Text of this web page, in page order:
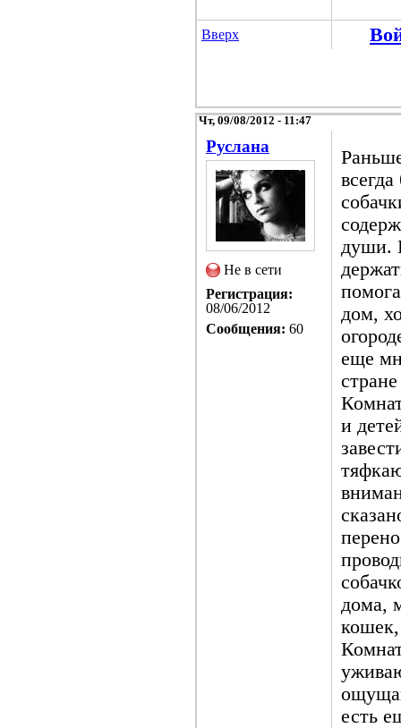
Вверх
Чт, 09/08/2012 - 11:47
Русланa
Не в сети
Регистрация:
08/06/2012
Сообщения: 60
души.
дом,
еще
и
дома,
есть